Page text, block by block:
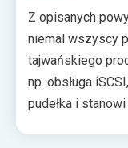
kilku krokach.
aplikacji
sieciowym
Z opisanych
niemal wszyscy
tajwańskiego
np. obsługa
pudełka i